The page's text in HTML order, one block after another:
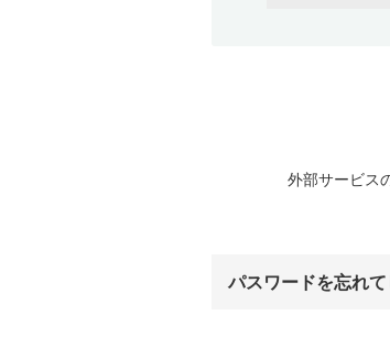
外部サービス
パスワードを忘れ